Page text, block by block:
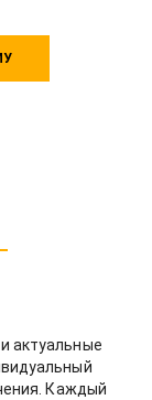
актуальные
Каждый